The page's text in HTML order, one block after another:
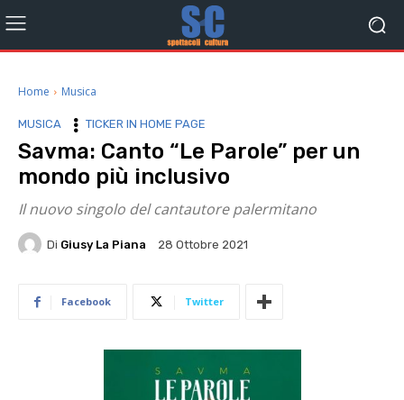
Home Musica
MUSICA TICKER IN HOME PAGE
Savma: Canto “Le Parole” per un
mondo più inclusivo
Il nuovo singolo del cantautore palermitano
Di Giusy La Piana 28 Ottobre 2021
Facebook Twitter